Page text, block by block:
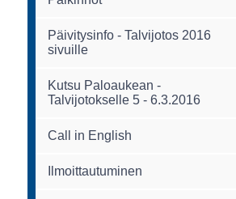
Päivitysinfo - Talvijotos 2016
sivuille
Kutsu Paloaukean -
Talvijotokselle 5 - 6.3.2016
Call in English
Ilmoittautuminen